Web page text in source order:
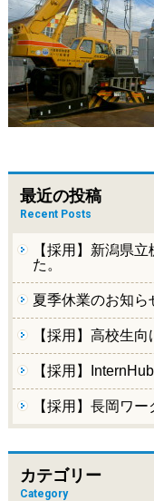
最近の投稿
Recent Posts
【採用】新潟県
た。
夏季休業のお知ら
【採用】高校生
【採用】
【採用】長岡ワ
カテゴリー
Category